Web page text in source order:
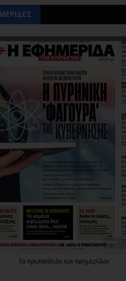
Τα πρωτοσέλιδα των εφημερίδων